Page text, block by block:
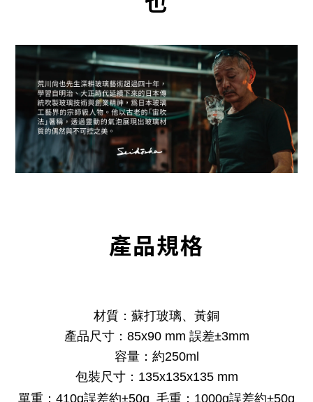
產品規格
材質：蘇打玻璃、黃銅
產品尺寸：85x90 mm 誤差±3mm
容量：約250ml
包裝尺寸：135x135x135 mm
單重：410g誤差約±50g 毛重：1000g誤差約±50g